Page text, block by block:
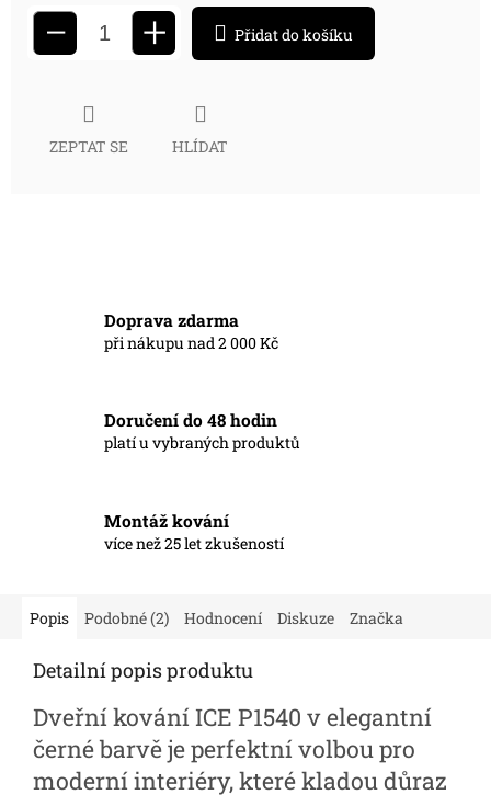
− + Přidat do košíku
ZEPTAT SE HLÍDAT
Doprava zdarma
při nákupu nad 2 000 Kč
Doručení do 48 hodin
platí u vybraných produktů
Montáž kování
více než 25 let zkušeností
Popis Podobné (2) Hodnocení Diskuze Značka
Detailní popis produktu
Dveřní kování ICE P1540 v elegantní
černé barvě je perfektní volbou pro
moderní interiéry, které kladou důraz